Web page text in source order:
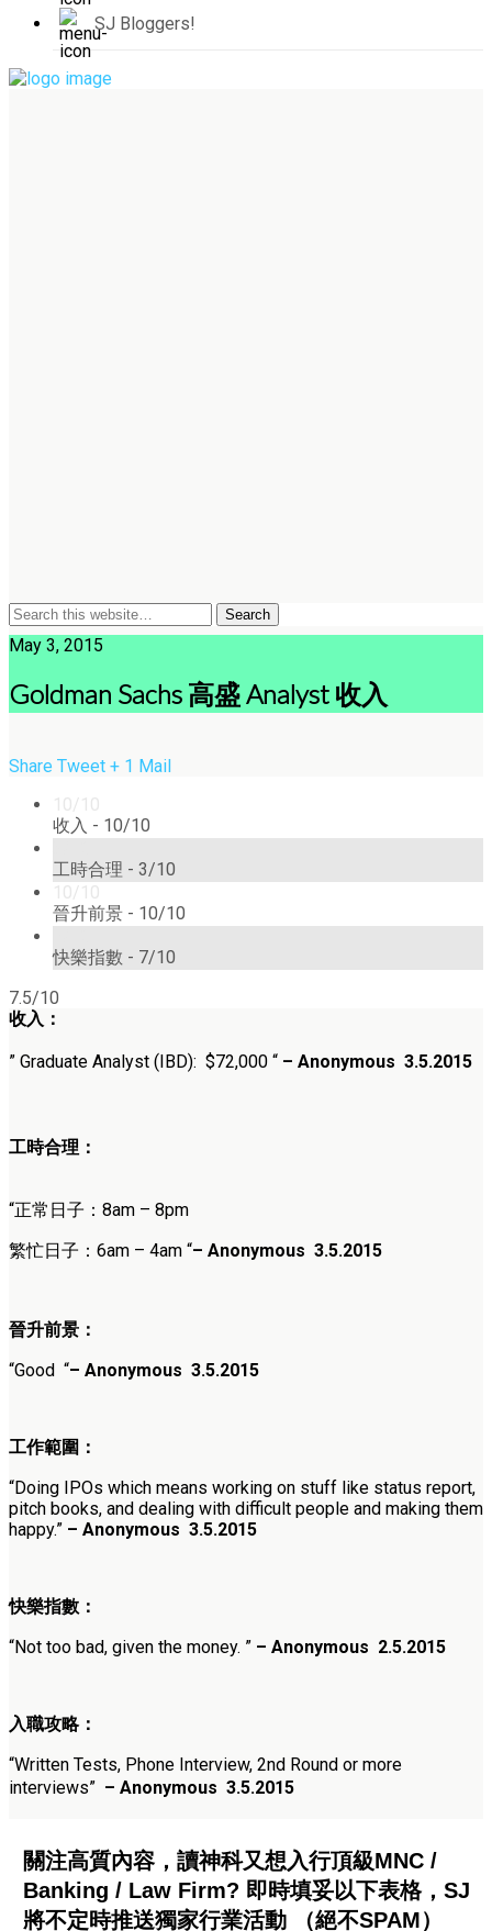
SJ Bloggers!
May 3, 2015
Goldman Sachs 高盛 Analyst 收入
Share Tweet + 1 Mail
10/10
收入 - 10/10
工時合理 - 3/10
10/10
晉升前景 - 10/10
快樂指數 - 7/10
7.5/10
收入：
” Graduate Analyst (IBD): $72,000 “ – Anonymous 3.5.2015
工時合理：
“正常日子：8am – 8pm
繁忙日子：6am – 4am “– Anonymous 3.5.2015
晉升前景：
“Good “– Anonymous 3.5.2015
工作範圍：
“Doing IPOs which means working on stuff like status report,
pitch books, and dealing with difficult people and making them
happy.” – Anonymous 3.5.2015
快樂指數：
“Not too bad, given the money. ” – Anonymous 2.5.2015
入職攻略：
“Written Tests, Phone Interview, 2nd Round or more
interviews” – Anonymous 3.5.2015
關注高質內容，讀神科又想入行頂級MNC /
Banking / Law Firm? 即時填妥以下表格，SJ
將不定時推送獨家行業活動 （絕不SPAM）